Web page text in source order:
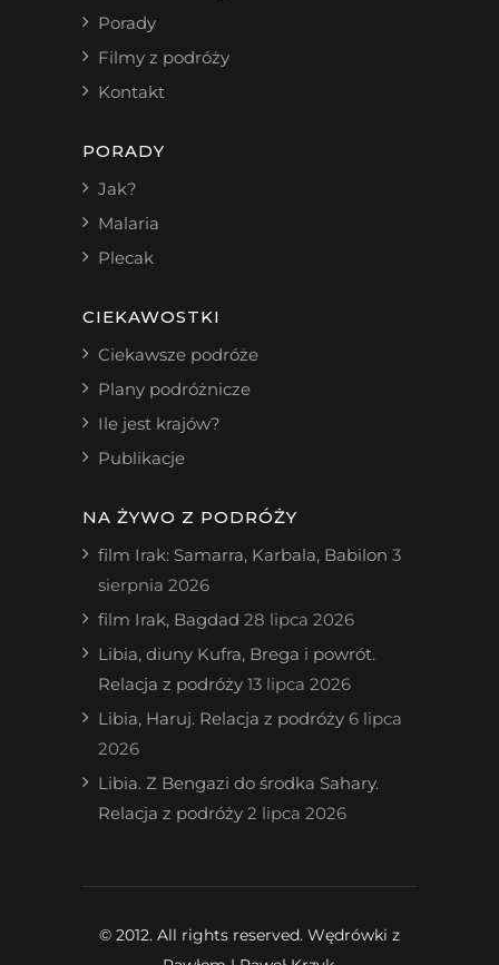
Porady
Filmy z podróży
Kontakt
PORADY
Jak?
Malaria
Plecak
CIEKAWOSTKI
Ciekawsze podróże
Plany podróżnicze
Ile jest krajów?
Publikacje
NA ŻYWO Z PODRÓŻY
film Irak: Samarra, Karbala, Babilon 3
sierpnia 2026
film Irak, Bagdad 28 lipca 2026
Libia, diuny Kufra, Brega i powrót.
Relacja z podróży 13 lipca 2026
Libia, Haruj. Relacja z podróży 6 lipca
2026
Libia. Z Bengazi do środka Sahary.
Relacja z podróży 2 lipca 2026
© 2012. All rights reserved. Wędrówki z